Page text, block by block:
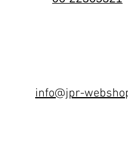
info@jpr-